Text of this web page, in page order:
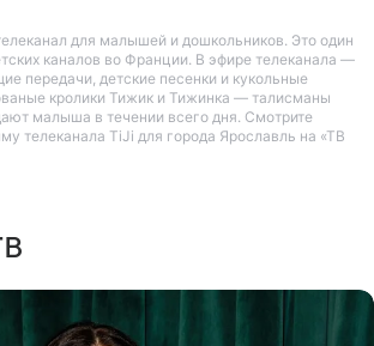
для малышей и дошкольников. Это один
каналов во Франции. В эфире телеканала —
передачи, детские песенки и кукольные
кролики Тижик и Тижинка — талисманы
малыша в течении всего дня. Смотрите
телеканала TiJi для города Ярославль на «ТВ